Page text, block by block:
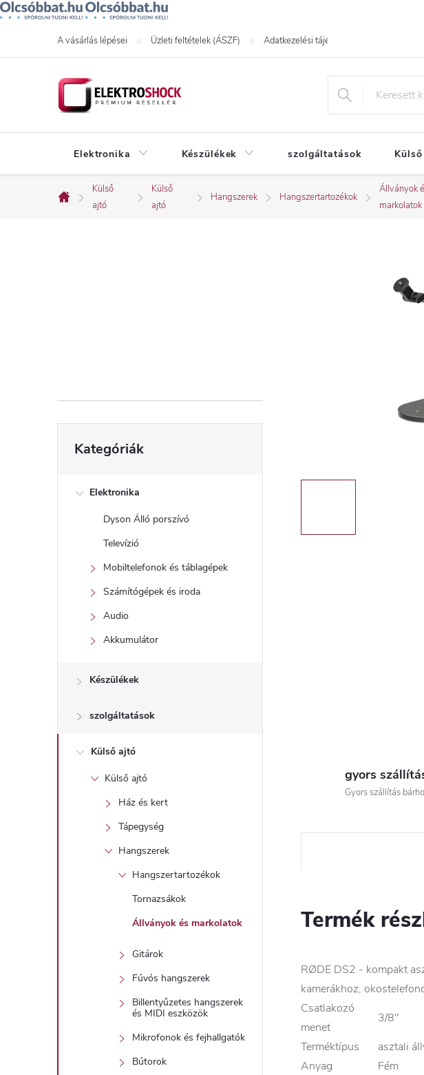
A vásárlás lépései Üzleti feltételek (ÁSZF) Adatkezelési tájékoztató
Elektronika Készülékek szolgáltatások
Kezdőlap
Külső
ajtó
Külső
ajtó
Hangszerek Hangszertartozékok
Állványok
markolatok
l
sátugrása
Kategóriák
Elektronika
Dyson Álló porszívó
Televízió
Mobiltelefonok és táblagépek
Számítógépek és iroda
Audio
Akkumulátor
Készülékek
szolgáltatások
Külső ajtó
Külső ajtó
Ház és kert
Tápegység
Hangszerek
Hangszertartozékok
Tornazsákok
Állványok és markolatok
Gitárok
Fúvós hangszerek
Billentyűzetes hangszerek
és MIDI eszközök
Mikrofonok és fejhallgatók
Bútorok
gyors
Gyors szállítás
Termék
RØDE DS2 - kompakt
kamerákhoz,
Csatlakozó
menet
3/8"
Terméktípus
asztali
Anyag
Fém